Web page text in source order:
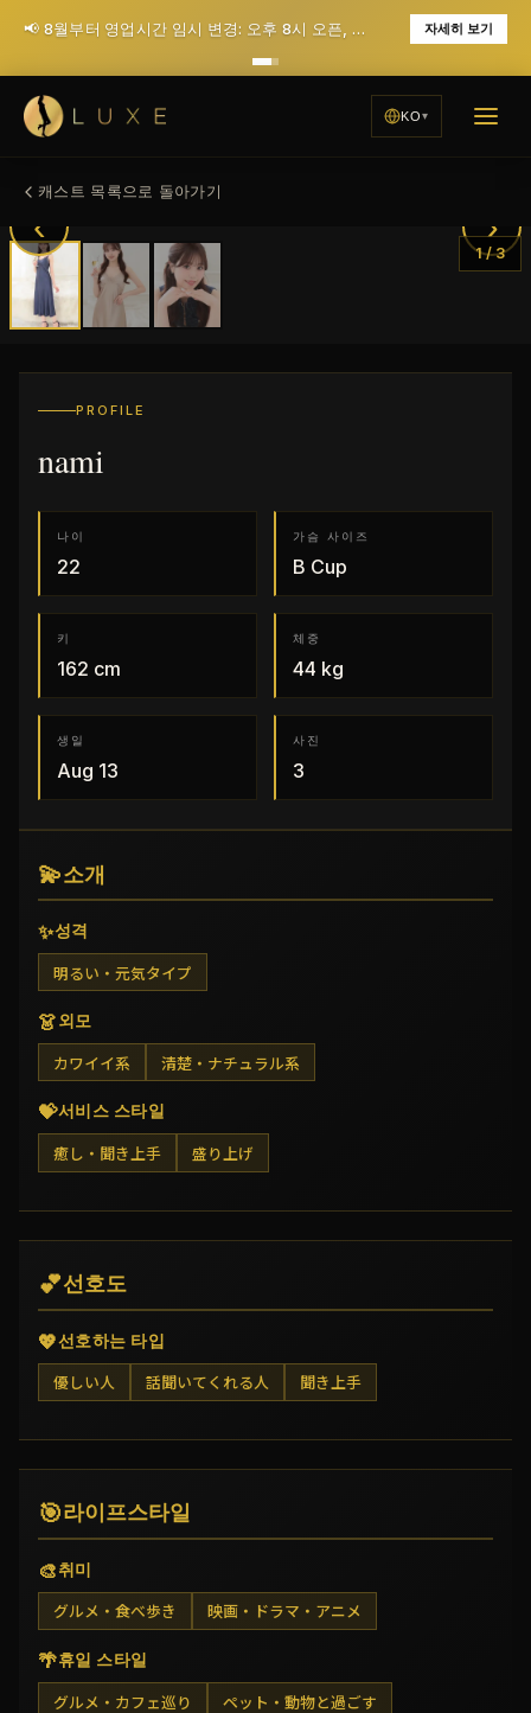
📢 8월부터 영업시간 임시 변경: 오후 8시 오픈, 월요일 휴무 (12월에 매일 저녁 7시 오픈으로 복귀 예정) 자세히 보기
KO
캐스트 목록으로 돌아가기
‹ ›
1/3
PROFILE
nami
나이
22
가슴 사이즈
B Cup
키
162 cm
체중
44 kg
생일
Aug 13
사진
3
💫소개
✨성격
明るい・元気タイプ
👗외모
カワイイ系 清楚・ナチュラル系
💝서비스 스타일
癒し・聞き上手 盛り上げ
💕선호도
💖선호하는 타입
優しい人 話聞いてくれる人 聞き上手
🎯라이프스타일
🎨취미
グルメ・食べ歩き 映画・ドラマ・アニメ
🌴휴일 스타일
グルメ・カフェ巡り ペット・動物と過ごす